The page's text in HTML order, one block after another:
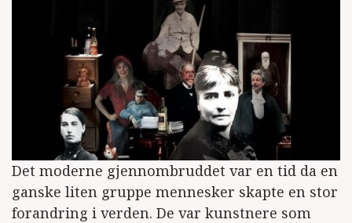
Det moderne gjennombruddet var en tid da en
ganske liten gruppe mennesker skapte en stor
forandring i verden. De var kunstnere som